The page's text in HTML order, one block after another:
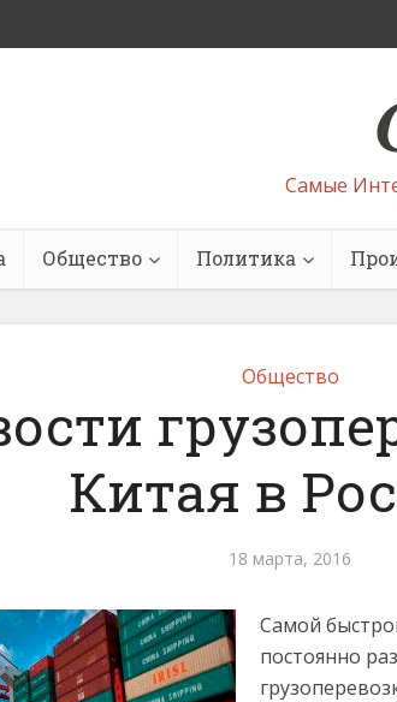
Самые
Общество Политика
Общество
Китая в
18 марта, 2016
Самой
постоянно